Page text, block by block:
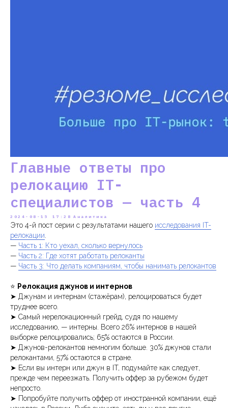
Главные ответы про
релокацию IT-
специалистов — часть 4
2024-08-15 17:28 Аналитика
Это 4-й пост серии с результатами нашего исследования IT-
релокации
— Часть 1: Кто уехал, сколько вернулось
— Часть 2: Где хотят работать релоканты
— Часть 3: Что делать компаниям, чтобы нанимать релокантов
⭐️ Релокация джунов и интернов
➤ Джунам и интернам (стажёрам), релоцироваться будет
труднее всего.
➤ Самый нерелокационный грейд, судя по нашему
исследованию, — интерны. Всего 26% интернов в нашей
выборке релоцировались; 65% остаются в России.
➤ Джунов-релокантов немногим больше. 30% джунов стали
релокантами, 57% остаются в стране.
➤ Если вы интерн или джун в IT, подумайте как следует,
прежде чем переезжать. Получить оффер за рубежом будет
непросто.
➤ Попробуйте получить оффер от иностранной компании, ещё